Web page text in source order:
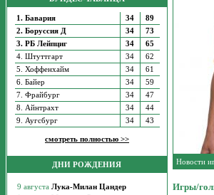
1. Бавария 34
89
2. Боруссия Д
34
73
3. РБ Лейпциг
34
65
4. Штуттгарт
34
62
5. Хоффенхайм
34
61
6. Байер
34
59
7. Фрайбург
34
47
8. Айнтрахт
34
44
9. Аугсбург
34 43
смотреть полностью >>
ДНИ РОЖДЕНИЯ Новости
Игры/